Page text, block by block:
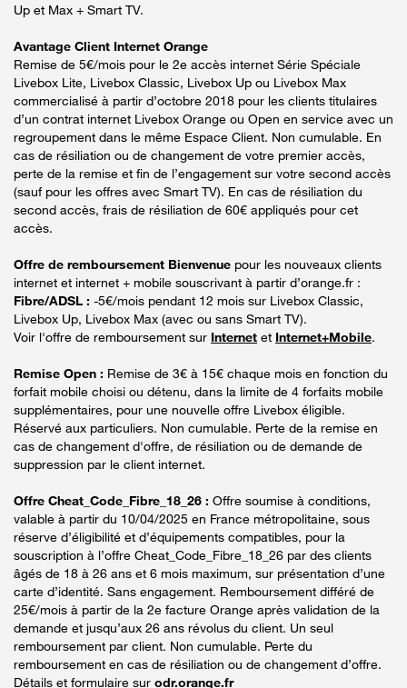
Up et Max + Smart TV.
Avantage Client Internet Orange
Remise de 5€/mois pour le 2e accès internet Série Spéciale
Livebox Lite, Livebox Classic, Livebox Up ou Livebox Max
commercialisé à partir d’octobre 2018 pour les clients titulaires
d’un contrat internet Livebox Orange ou Open en service avec un
regroupement dans le même Espace Client. Non cumulable. En
cas de résiliation ou de changement de votre premier accès,
perte de la remise et fin de l’engagement sur votre second accès
(sauf pour les offres avec Smart TV). En cas de résiliation du
second accès, frais de résiliation de 60€ appliqués pour cet
accès.
Offre de remboursement Bienvenue pour les nouveaux clients
internet et internet + mobile souscrivant à partir d’orange.fr :
Fibre/ADSL : -5€/mois pendant 12 mois sur Livebox Classic,
Livebox Up, Livebox Max (avec ou sans Smart TV).
Voir l'offre de remboursement sur Internet et Internet+Mobile.
Remise Open : Remise de 3€ à 15€ chaque mois en fonction du
forfait mobile choisi ou détenu, dans la limite de 4 forfaits mobile
supplémentaires, pour une nouvelle offre Livebox éligible.
Réservé aux particuliers. Non cumulable. Perte de la remise en
cas de changement d'offre, de résiliation ou de demande de
suppression par le client internet.
Offre Cheat_Code_Fibre_18_26 : Offre soumise à conditions,
valable à partir du 10/04/2025 en France métropolitaine, sous
réserve d’éligibilité et d’équipements compatibles, pour la
souscription à l’offre Cheat_Code_Fibre_18_26 par des clients
âgés de 18 à 26 ans et 6 mois maximum, sur présentation d’une
carte d’identité. Sans engagement. Remboursement différé de
25€/mois à partir de la 2e facture Orange après validation de la
demande et jusqu’aux 26 ans révolus du client. Un seul
remboursement par client. Non cumulable. Perte du
remboursement en cas de résiliation ou de changement d’offre.
Détails et formulaire sur odr.orange.fr